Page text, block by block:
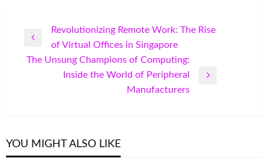
navigation
Previous
Post
Revolutionizing Remote Work: The Rise
of Virtual Offices in Singapore
The Unsung Champions of Computing:
Inside the World of Peripheral
Manufacturers
YOU MIGHT ALSO LIKE